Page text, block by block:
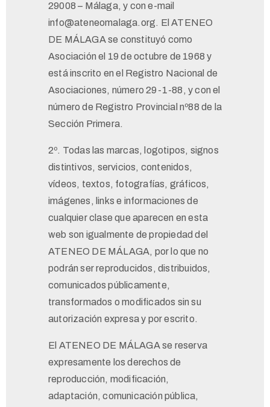
29008 – Málaga, y con e-mail
info@ateneomalaga.org. El ATENEO
DE MÁLAGA se constituyó como
Asociación el 19 de octubre de 1968 y
está inscrito en el Registro Nacional de
Asociaciones, número 29-1-88, y con el
número de Registro Provincial nº88 de la
Sección Primera.
2º. Todas las marcas, logotipos, signos
distintivos, servicios, contenidos,
vídeos, textos, fotografías, gráficos,
imágenes, links e informaciones de
cualquier clase que aparecen en esta
web son igualmente de propiedad del
ATENEO DE MÁLAGA, por lo que no
podrán ser reproducidos, distribuidos,
comunicados públicamente,
transformados o modificados sin su
autorización expresa y por escrito.
El ATENEO DE MÁLAGA se reserva
expresamente los derechos de
reproducción, modificación,
adaptación, comunicación pública,